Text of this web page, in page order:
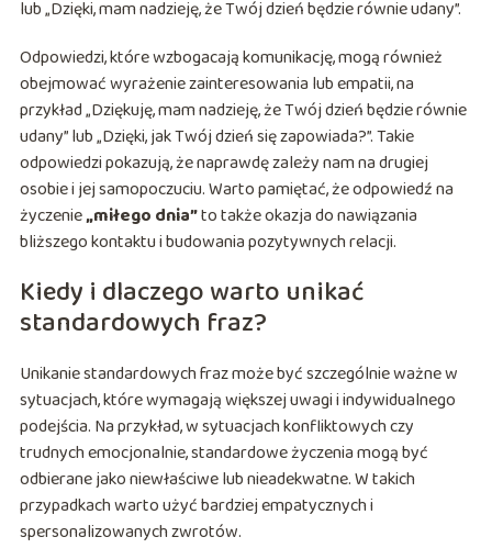
lub „Dzięki, mam nadzieję, że Twój dzień będzie równie udany”.
Odpowiedzi, które wzbogacają komunikację, mogą również
obejmować wyrażenie zainteresowania lub empatii, na
przykład „Dziękuję, mam nadzieję, że Twój dzień będzie równie
udany” lub „Dzięki, jak Twój dzień się zapowiada?”. Takie
odpowiedzi pokazują, że naprawdę zależy nam na drugiej
osobie i jej samopoczuciu. Warto pamiętać, że odpowiedź na
życzenie„miłego dnia”to także okazja do nawiązania
bliższego kontaktu i budowania pozytywnych relacji.
Kiedy i dlaczego warto unikać
standardowych fraz?
Unikanie standardowych fraz może być szczególnie ważne w
sytuacjach, które wymagają większej uwagi i indywidualnego
podejścia. Na przykład, w sytuacjach konfliktowych czy
trudnych emocjonalnie, standardowe życzenia mogą być
odbierane jako niewłaściwe lub nieadekwatne. W takich
przypadkach warto użyć bardziej empatycznych i
spersonalizowanych zwrotów.